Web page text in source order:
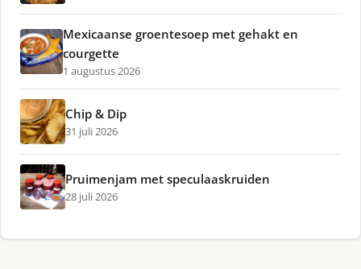
Mexicaanse groentesoep met gehakt en
courgette
1 augustus 2026
Chip & Dip
31 juli 2026
Pruimenjam met speculaaskruiden
28 juli 2026